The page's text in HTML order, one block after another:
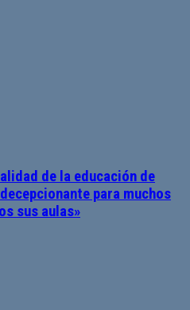
de la educación de
para muchos
sus aulas»